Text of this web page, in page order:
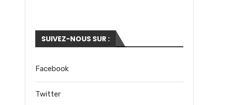
SUIVEZ-NOUS SUR :
Facebook
Twitter